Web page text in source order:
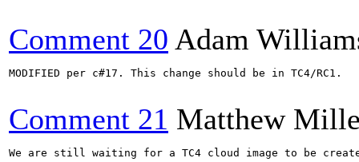
Comment 20 Adam
MODIFIED per c#17. This change should be in TC4/RC1.
Comment 21 Matthew
We are still waiting for a TC4 cloud image to be